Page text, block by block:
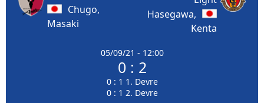
Chugo,
Masaki
05/09/21 - 12:00
0 : 2
0 : 1 1. Devre
0 : 1 2. Devre
Hasegawa,
Kenta